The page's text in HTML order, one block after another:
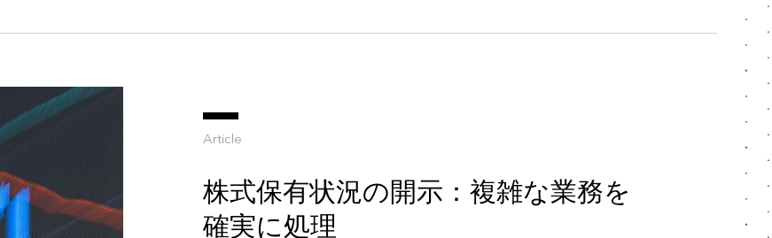
Article
株式保有状況の開示：複雑な業務を
確実に処理